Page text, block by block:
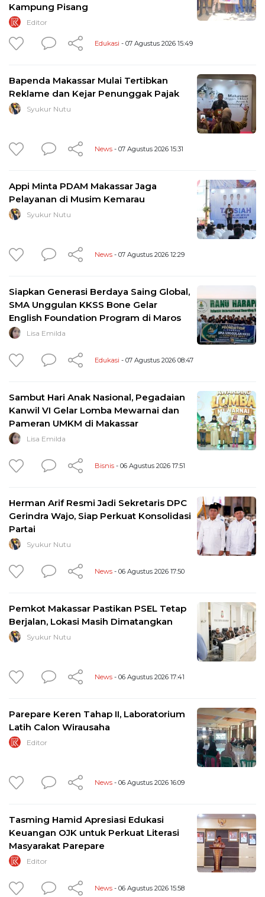
Kampung Pisang
Editor
Edukasi - 07 Agustus 2026 15:49
Bapenda Makassar Mulai Tertibkan
Reklame dan Kejar Penunggak Pajak
Syukur Nutu
News - 07 Agustus 2026 15:31
Appi Minta PDAM Makassar Jaga
Pelayanan di Musim Kemarau
Syukur Nutu
News - 07 Agustus 2026 12:29
Siapkan Generasi Berdaya Saing Global,
SMA Unggulan KKSS Bone Gelar
English Foundation Program di Maros
Lisa Emilda
Edukasi - 07 Agustus 2026 08:47
Sambut Hari Anak Nasional, Pegadaian
Kanwil VI Gelar Lomba Mewarnai dan
Pameran UMKM di Makassar
Lisa Emilda
Bisnis - 06 Agustus 2026 17:51
Herman Arif Resmi Jadi Sekretaris DPC
Gerindra Wajo, Siap Perkuat Konsolidasi
Partai
Syukur Nutu
News - 06 Agustus 2026 17:50
Pemkot Makassar Pastikan PSEL Tetap
Berjalan, Lokasi Masih Dimatangkan
Syukur Nutu
News - 06 Agustus 2026 17:41
Parepare Keren Tahap II, Laboratorium
Latih Calon Wirausaha
Editor
News - 06 Agustus 2026 16:09
Tasming Hamid Apresiasi Edukasi
Keuangan OJK untuk Perkuat Literasi
Masyarakat Parepare
Editor
News - 06 Agustus 2026 15:58